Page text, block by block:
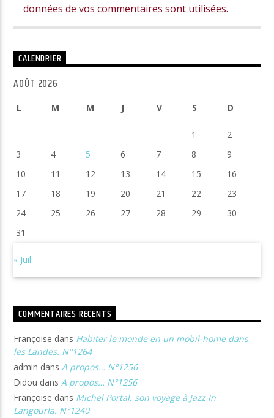
données de vos commentaires sont utilisées.
CALENDRIER
AOÛT 2026
L M M J V S D
1
2
3
4 5 6 7 8
9
10
11 12 13 14 15
16
17
18 19 20 21 22
23
24
25 26 27 28 29
30
31
« Juil
COMMENTAIRES RÉCENTS
Françoise dans Habiter le monde en un mobil-home dans
les Landes. N°1264
admin dans A propos… N°1256
Didou dansA propos… N°1256
Françoise dans Michel Portal, son voyage à Jazz In
Langourla. N°1240